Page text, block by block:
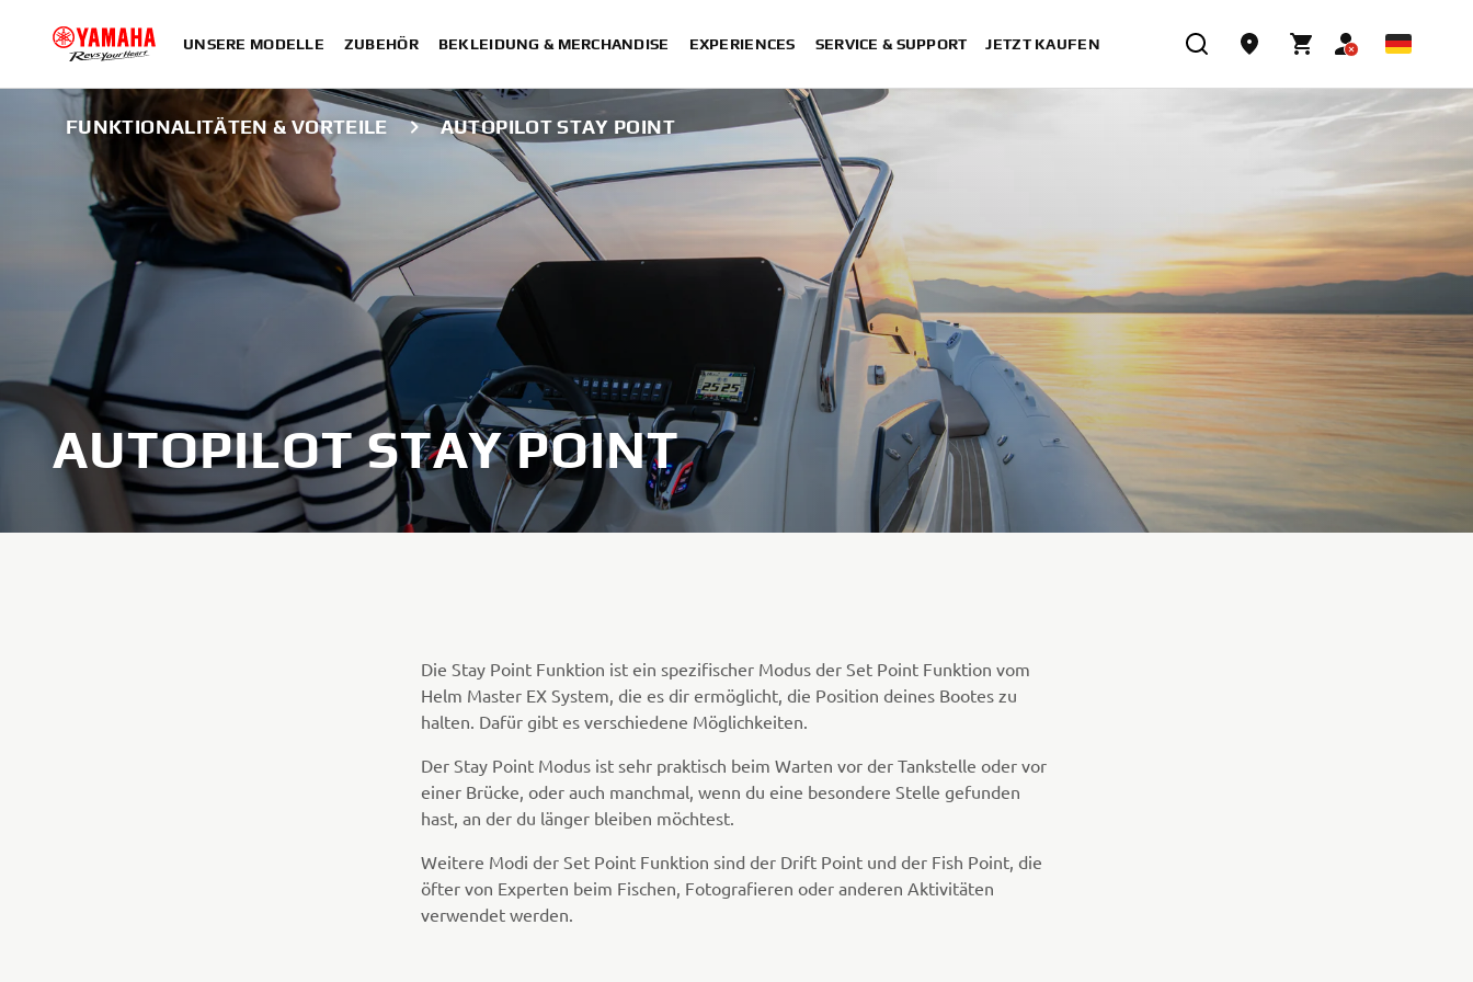
UNSERE MODELLE ZUBEHÖR BEKLEIDUNG & MERCHANDISE EXPERIENCES SERVICE & SUPPORT JETZT KAUFEN
FUNKTIONALITÄTEN & VORTEILE AUTOPILOT STAY POINT
AUTOPILOT STAY POINT
Die Stay Point Funktion ist ein spezifischer Modus der Set Point Funktion vom
Helm Master EX System, die es dir ermöglicht, die Position deines Bootes zu
halten. Dafür gibt es verschiedene Möglichkeiten.
Der Stay Point Modus ist sehr praktisch beim Warten vor der Tankstelle oder vor
einer Brücke, oder auch manchmal, wenn du eine besondere Stelle gefunden
hast, an der du länger bleiben möchtest.
Weitere Modi der Set Point Funktion sind der Drift Point und der Fish Point, die
öfter von Experten beim Fischen, Fotografieren oder anderen Aktivitäten
verwendet werden.